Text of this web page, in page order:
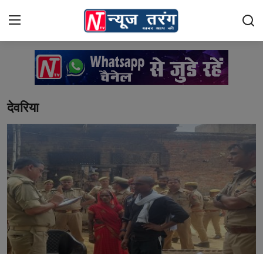
Login Register
Home
राशिफल
दुनिया
Contact
भारत
क्राइम
देवरिया